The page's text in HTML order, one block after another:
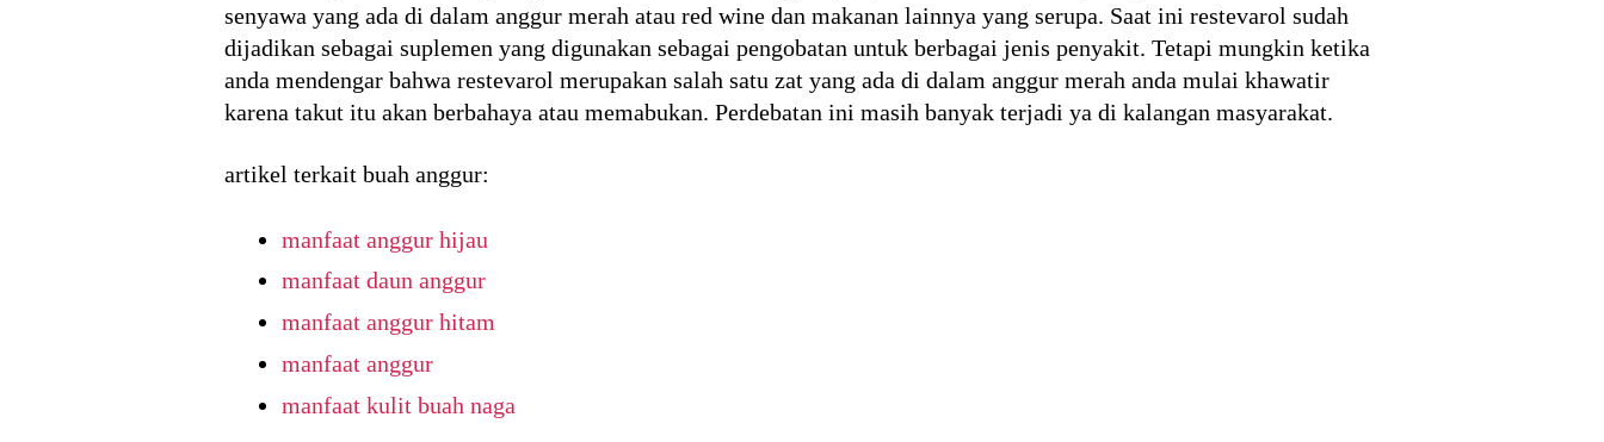
senyawa yang ada di dalam anggur merah atau red wine dan makanan lainnya yang serupa. Saat ini restevarol sudah
dijadikan sebagai suplemen yang digunakan sebagai pengobatan untuk berbagai jenis penyakit. Tetapi mungkin ketika
anda mendengar bahwa restevarol merupakan salah satu zat yang ada di dalam anggur merah anda mulai khawatir
karena takut itu akan berbahaya atau memabukan. Perdebatan ini masih banyak terjadi ya di kalangan masyarakat.
artikel terkait buah anggur:
manfaat anggur hijau
manfaat daun anggur
manfaat anggur hitam
manfaat anggur
manfaat kulit buah naga